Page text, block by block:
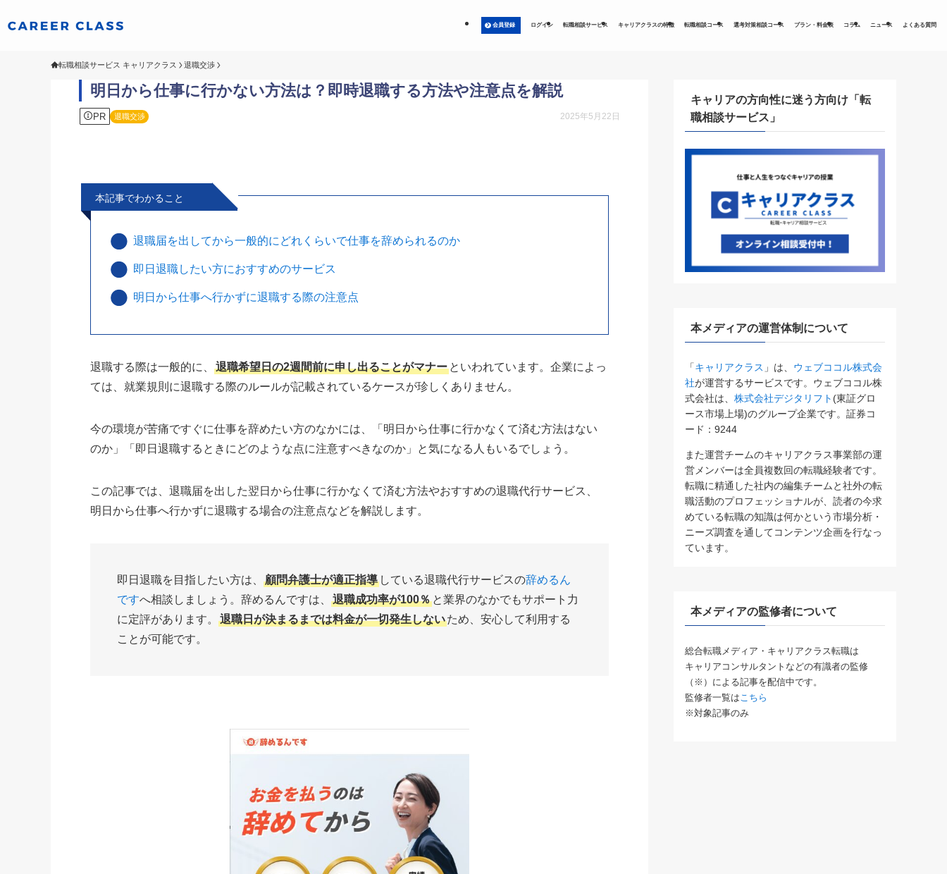
会員登録 ログイン 転職相談サービス キャリアクラスの特徴 転職相談コース 選考対策相談コース プラン・料金表 コラム ニュース よくある質問
転職相談サービス キャリアクラス 退職交渉
明日から仕事に行かない方法は？即時退職する方法や注意点を解説
PR 退職交渉 2025年5月22日
本記事でわかること
退職届を出してから一般的にどれくらいで仕事を辞められるのか
即日退職したい方におすすめのサービス
明日から仕事へ行かずに退職する際の注意点
退職する際は一般的に、退職希望日の2週間前に申し出ることがマナー といわれています。企業によっ
ては、就業規則に退職する際のルールが記載されているケースが珍しくありません。
今の環境が苦痛ですぐに仕事を辞めたい方のなかには、「明日から仕事に行かなくて済む方法はない
のか」「即日退職するときにどのような点に注意すべきなのか」と気になる人もいるでしょう。
この記事では、退職届を出した翌日から仕事に行かなくて済む方法やおすすめの退職代行サービス、
明日から仕事へ行かずに退職する場合の注意点などを解説します。
即日退職を目指したい方は、顧問弁護士が適正指導 している退職代行サービスの辞めるん
ですへ相談しましょう。辞めるんですは、退職成功率が100％ と業界のなかでもサポート力
に定評があります。退職日が決まるまでは料金が一切発生しないため、安心して利用する
ことが可能です。
キャリアの方向性に迷う方向け「転
職相談サービス」
本メディアの運営体制について
「キャリアクラス 」は、 ウェブココル株式会
社が運営するサービスです。ウェブココル株
式会社は、 株式会社デジタリフト (東証グロ
ース市場上場)のグループ企業です。証券コ
ード：9244
また運営チームのキャリアクラス事業部の運
営メンバーは全員複数回の転職経験者です。
転職に精通した社内の編集チームと社外の転
職活動のプロフェッショナルが、読者の今求
めている転職の知識は何かという市場分析・
ニーズ調査を通してコンテンツ企画を行なっ
ています。
本メディアの監修者について
総合転職メディア・キャリアクラス転職は
キャリアコンサルタントなどの有識者の監修
（※）による記事を配信中です。
監修者一覧はこちら
※対象記事のみ